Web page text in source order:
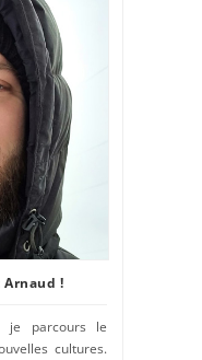
Arnaud !
je parcours le
cultures.